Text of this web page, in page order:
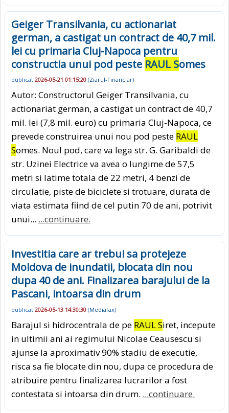
Geiger Transilvania, cu actionariat
german, a castigat un contract de 40,7 mil.
lei cu primaria Cluj-Napoca pentru
constructia unui pod peste RAUL Somes
publicat 2026-05-21 01:15:20 (Ziarul-Financiar)
Autor: Constructorul Geiger Transilva­nia, cu
actionariat german, a castigat un contract de 40,7
mil. lei (7,8 mil. euro) cu primaria Cluj-Napoca, ce
prevede construirea unui nou pod peste RAUL
Somes. Noul pod, care va lega str. G. Garibaldi de
str. Uzinei Electrice va avea o lungime de 57,5
metri si latime totala de 22 metri, 4 benzi de
circulatie, piste de biciclete si trotuare, durata de
viata estimata fiind de cel putin 70 de ani, potrivit
unui... ...continuare.
Investitia care ar trebui sa protejeze
Moldova de inundatii, blocata din nou
dupa 40 de ani. Finalizarea barajului de la
Pascani, intoarsa din drum
publicat 2026-05-13 14:30:30 (Mediafax)
Barajul si hidrocentrala de pe RAUL Siret, incepute
in ultimii ani ai regimului Nicolae Ceausescu si
ajunse la aproximativ 90% stadiu de executie,
risca sa fie blocate din nou, dupa ce procedura de
atribuire pentru finalizarea lucrarilor a fost
contestata si intoarsa din drum. ...continuare.